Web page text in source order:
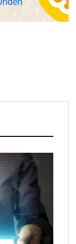
para empresas y
de Sevilla